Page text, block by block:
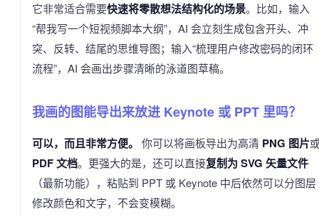
它非常适合需要快速将零散想法结构化的场景。比如，输入
“帮我写一个短视频脚本大纲”，AI 会立刻生成包含开头、冲
突、反转、结尾的思维导图；输入“梳理用户修改密码的闭环
流程”，AI 会画出步骤清晰的泳道图草稿。
我画的图能导出来放进 Keynote 或 PPT 里吗？
可以，而且非常方便。 你可以将画板导出为高清 PNG 图片
PDF 文档。更强大的是，还可以直接复制为 SVG 矢量文件
（最新功能），粘贴到 PPT 或 Keynote 中后依然可以分图层
修改颜色和文字，不会变模糊。